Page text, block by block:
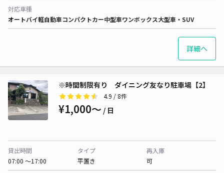
対応車種
オートバイ軽自動車コンパクトカー中型車ワンボックス大型車・SUV
詳細へ
※時間制限有り ダイニング友なり駐車場【2】
4.9 / 8件
¥1,000〜 / 日
貸出時間
07:00 〜17:00
タイプ
平置き
再入庫
可